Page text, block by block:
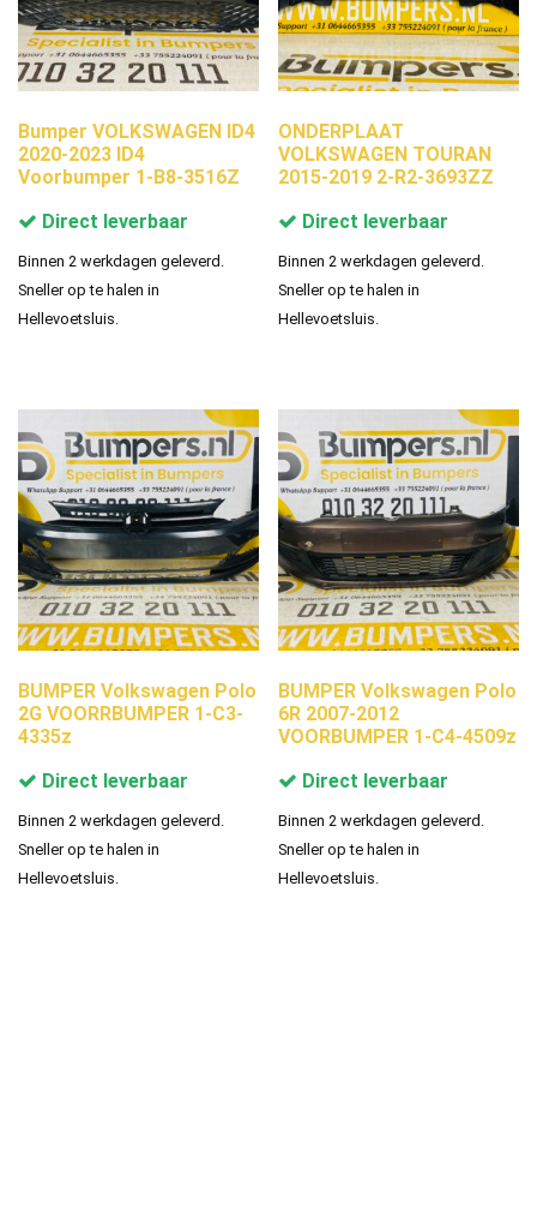
Bumper VOLKSWAGEN ID4
2020-2023 ID4
Voorbumper 1-B8-3516Z
Direct leverbaar
Binnen 2 werkdagen geleverd.
Sneller op te halen in
Hellevoetsluis.
ONDERPLAAT
VOLKSWAGEN TOURAN
2015-2019 2-R2-3693ZZ
Direct leverbaar
Binnen 2 werkdagen geleverd.
Sneller op te halen in
Hellevoetsluis.
BUMPER Volkswagen Polo
2G VOORRBUMPER 1-C3-
4335z
Direct leverbaar
Binnen 2 werkdagen geleverd.
Sneller op te halen in
Hellevoetsluis.
BUMPER Volkswagen Polo
6R 2007-2012
VOORBUMPER 1-C4-4509z
Direct leverbaar
Binnen 2 werkdagen geleverd.
Sneller op te halen in
Hellevoetsluis.